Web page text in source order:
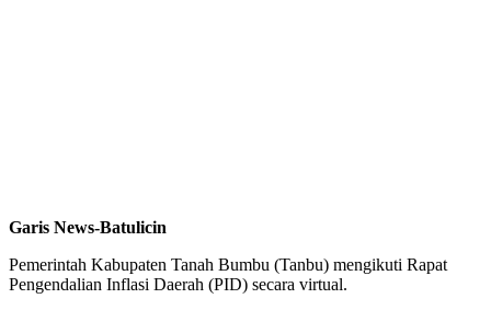
Garis News-Batulicin
Pemerintah Kabupaten Tanah Bumbu (Tanbu) mengikuti Rapat
Pengendalian Inflasi Daerah (PID) secara virtual.